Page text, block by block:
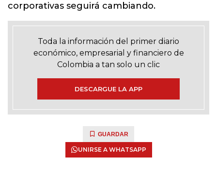
corporativas seguirá cambiando.
Toda la información del primer diario
económico, empresarial y financiero de
Colombia a tan solo un clic
DESCARGUE LA APP
GUARDAR
UNIRSE A WHATSAPP